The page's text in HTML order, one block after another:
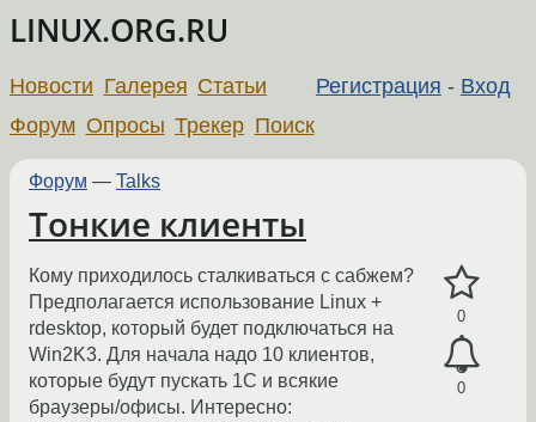
LINUX.ORG.RU
Регистрация - Вход
Новости Галерея Статьи
Форум Опросы Трекер Поиск
Форум — Talks
Тонкие клиенты
0
0
Кому приходилось сталкиваться с сабжем?
Предполагается использование Linux +
rdesktop, который будет подключаться на
Win2K3. Для начала надо 10 клиентов,
которые будут пускать 1C и всякие
браузеры/офисы. Интересно: